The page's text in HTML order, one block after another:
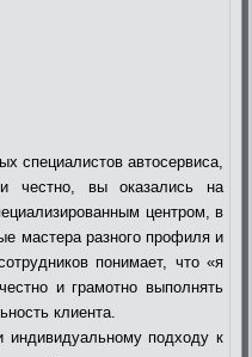
специалистов автосервиса,
и честно, вы оказались на
центром, в
мастера разного профиля и
понимает, что «я
и грамотно выполнять
клиента.
индивидуальному подходу к